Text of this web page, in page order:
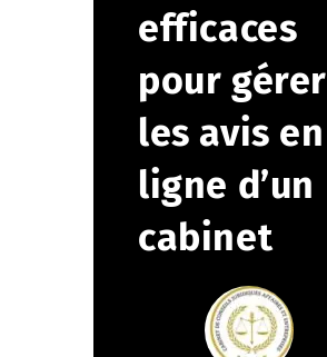
efficaces
pour gérer
les avis en
ligne d’un
cabinet